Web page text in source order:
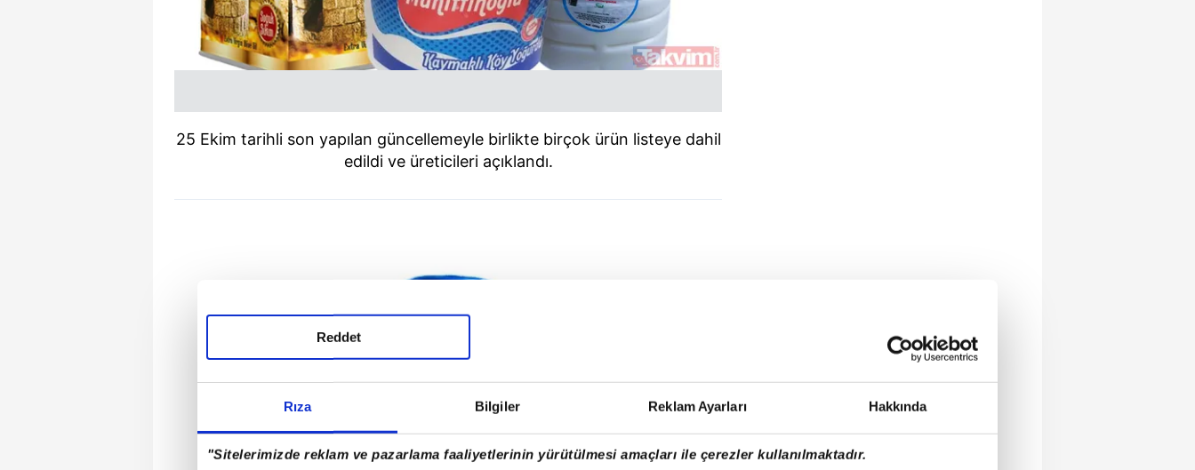
Rıza Bilgiler Reklam Ayarları Hakkında
"Sitelerimizde reklam ve pazarlama faaliyetlerinin yürütülmesi amaçları ile çerezler kullanılmaktadır.
Reddet
25 Ekim tarihli son yapılan güncellemeyle birlikte birçok ürün listeye dahil
edildi ve üreticileri açıklandı.